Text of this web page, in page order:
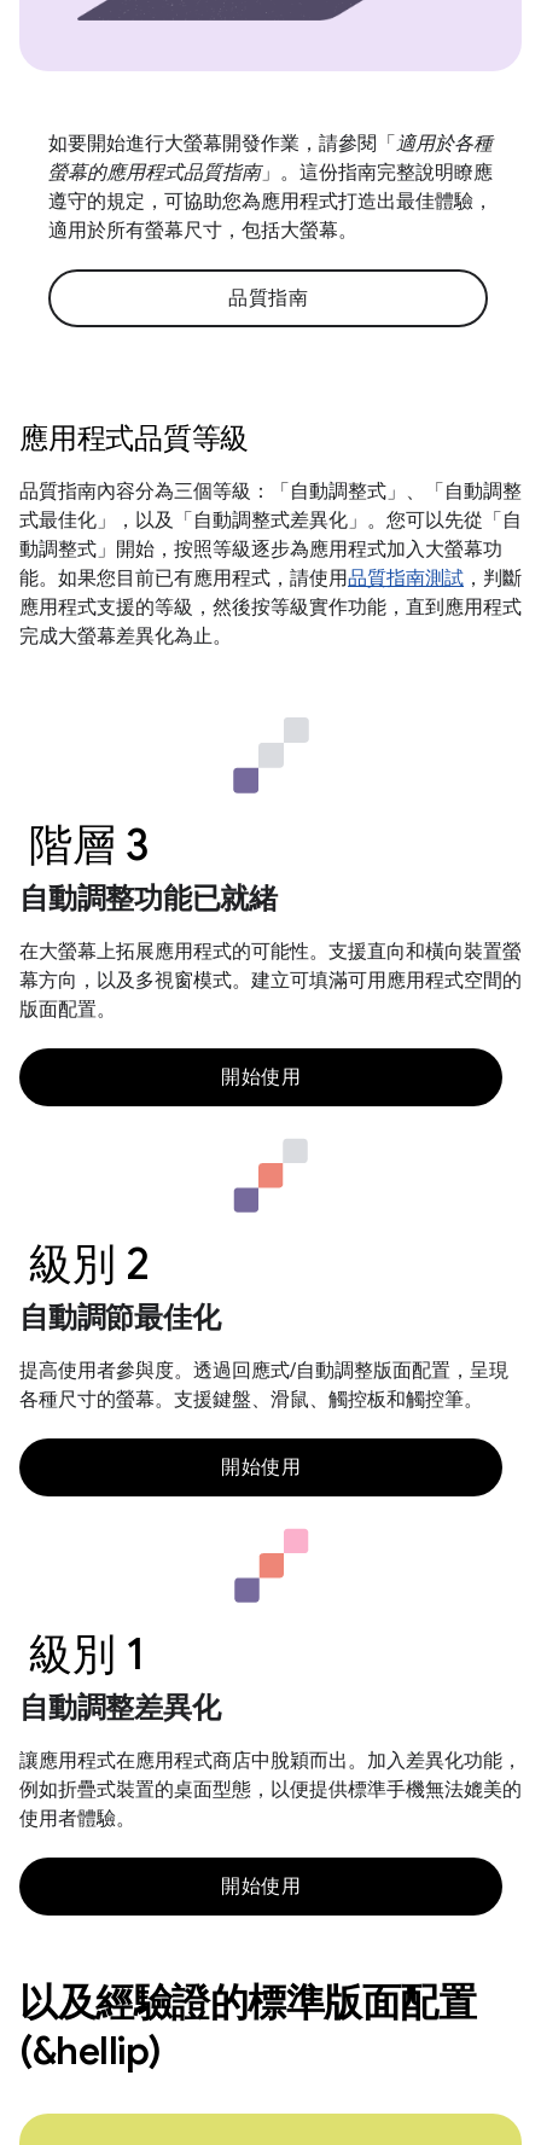
如要開始進行大螢幕開發作業，請參閱「適用於各種
螢幕的應用程式品質指南」。這份指南完整說明瞭應
遵守的規定，可協助您為應用程式打造出最佳體驗，
適用於所有螢幕尺寸，包括大螢幕。
品質指南
應用程式品質等級
品質指南內容分為三個等級：「自動調整式」 、「自動調整
式最佳化」
，以及「自動調整式差異化」 。您可以先從「自
動調整式」 開始，按照等級逐步為應用程式加入大螢幕功
能。如果您目前已有應用程式，請使用品質指南測試 ，判斷
應用程式支援的等級，然後按等級實作功能，直到應用程式
完成大螢幕差異化為止。
階層 3
自動調整功能已就緒
在大螢幕上拓展應用程式的可能性。支援直向和橫向裝置螢
幕方向，以及多視窗模式。建立可填滿可用應用程式空間的
版面配置。
開始使用
級別 2
自動調節最佳化
提高使用者參與度。透過回應式/自動調整版面配置，呈現
各種尺寸的螢幕。支援鍵盤、滑鼠、觸控板和觸控筆。
開始使用
級別 1
自動調整差異化
讓應用程式在應用程式商店中脫穎而出。加入差異化功能，
例如折疊式裝置的桌面型態，以便提供標準手機無法媲美的
使用者體驗。
開始使用
以及經驗證的標準版面配置
(&hellip)